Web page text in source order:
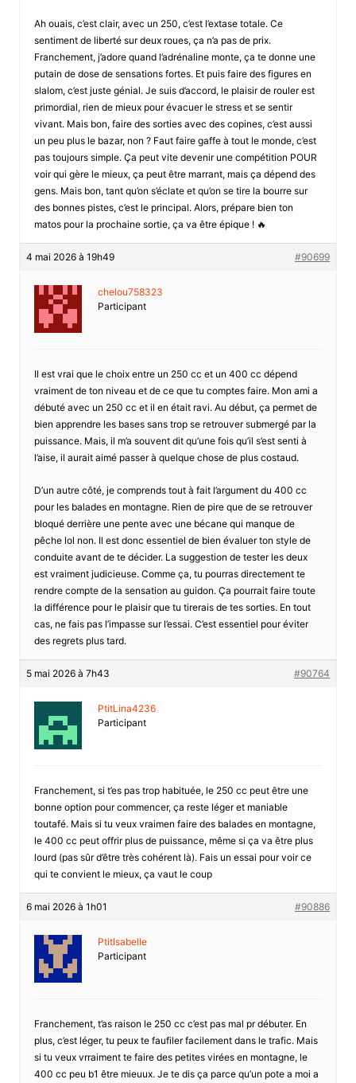
Ah ouais, c’est clair, avec un 250, c’est l’extase totale. Ce
sentiment de liberté sur deux roues, ça n’a pas de prix.
Franchement, j’adore quand l’adrénaline monte, ça te donne une
putain de dose de sensations fortes. Et puis faire des figures en
slalom, c’est juste génial. Je suis d’accord, le plaisir de rouler est
primordial, rien de mieux pour évacuer le stress et se sentir
vivant. Mais bon, faire des sorties avec des copines, c’est aussi
un peu plus le bazar, non ? Faut faire gaffe à tout le monde, c’est
pas toujours simple. Ça peut vite devenir une compétition POUR
voir qui gère le mieux, ça peut être marrant, mais ça dépend des
gens. Mais bon, tant qu’on s’éclate et qu’on se tire la bourre sur
des bonnes pistes, c’est le principal. Alors, prépare bien ton
matos pour la prochaine sortie, ça va être épique ! 🔥
4 mai 2026 à 19h49 #90699
chelou758323
Participant
Il est vrai que le choix entre un 250 cc et un 400 cc dépend
vraiment de ton niveau et de ce que tu comptes faire. Mon ami a
débuté avec un 250 cc et il en était ravi. Au début, ça permet de
bien apprendre les bases sans trop se retrouver submergé par la
puissance. Mais, il m’a souvent dit qu’une fois qu’il s’est senti à
l’aise, il aurait aimé passer à quelque chose de plus costaud.
D’un autre côté, je comprends tout à fait l’argument du 400 cc
pour les balades en montagne. Rien de pire que de se retrouver
bloqué derrière une pente avec une bécane qui manque de
pêche lol non. Il est donc essentiel de bien évaluer ton style de
conduite avant de te décider. La suggestion de tester les deux
est vraiment judicieuse. Comme ça, tu pourras directement te
rendre compte de la sensation au guidon. Ça pourrait faire toute
la différence pour le plaisir que tu tirerais de tes sorties. En tout
cas, ne fais pas l’impasse sur l’essai. C’est essentiel pour éviter
des regrets plus tard.
5 mai 2026 à 7h43 #90764
PtitLina4236
Participant
Franchement, si t’es pas trop habituée, le 250 cc peut être une
bonne option pour commencer, ça reste léger et maniable
toutafé. Mais si tu veux vraimen faire des balades en montagne,
le 400 cc peut offrir plus de puissance, même si ça va être plus
lourd (pas sûr d’être très cohérent là). Fais un essai pour voir ce
qui te convient le mieux, ça vaut le coup
6 mai 2026 à 1h01 #90886
PtitIsabelle
Participant
Franchement, t’as raison le 250 cc c’est pas mal pr débuter. En
plus, c’est léger, tu peux te faufiler facilement dans le trafic. Mais
si tu veux vrraiment te faire des petites virées en montagne, le
400 cc peu b1 être mieuux. Je te dis ça parce qu’un pote a moi a